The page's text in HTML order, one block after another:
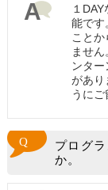
１
能です
こと
ませ
ンタ
があり
うにご
プログ
か。